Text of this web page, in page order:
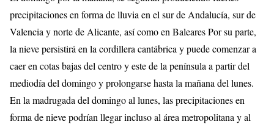
precipitaciones en forma de lluvia en el sur de Andalucía, sur de
Valencia y norte de Alicante, así como en Baleares Por su parte,
la nieve persistirá en la cordillera cantábrica y puede comenzar a
caer en cotas bajas del centro y este de la península a partir del
mediodía del domingo y prolongarse hasta la mañana del lunes.
En la madrugada del domingo al lunes, las precipitaciones en
forma de nieve podrían llegar incluso al área metropolitana y al